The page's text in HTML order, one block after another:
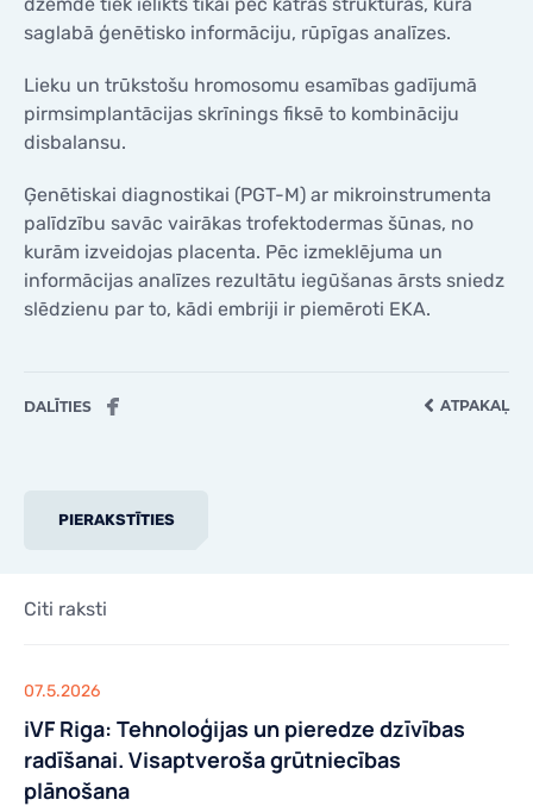
saglabā ģenētisko informāciju, rūpīgas analīzes.
Lieku un trūkstošu hromosomu esamības gadījumā
pirmsimplantācijas skrīnings fiksē to kombināciju
disbalansu.
Ģenētiskai diagnostikai (PGT-M) ar mikroinstrumenta
palīdzību savāc vairākas trofektodermas šūnas, no
kurām izveidojas placenta. Pēc izmeklējuma un
informācijas analīzes rezultātu iegūšanas ārsts sniedz
slēdzienu par to, kādi embriji ir piemēroti EKA.
DALĪTIES ATPAKAĻ
PIERAKSTĪTIES
Citi raksti
07.5.2026
iVF Riga: Tehnoloģijas un pieredze dzīvības
radīšanai. Visaptveroša grūtniecības
plānošana